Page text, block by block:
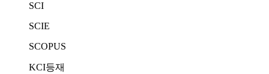
SCI
SCIE
SCOPUS
KCI등재